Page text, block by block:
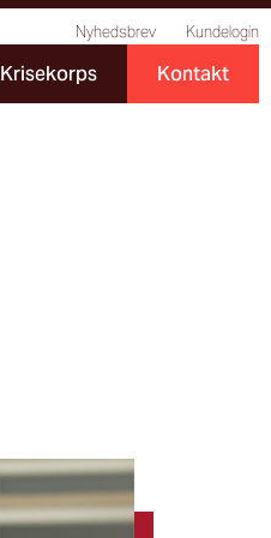
Nyhedsbrev Kundelogin
Krisekorps Kontakt